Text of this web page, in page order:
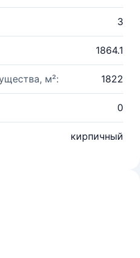
3
1864.1
м²: 1822
0
кирпичный